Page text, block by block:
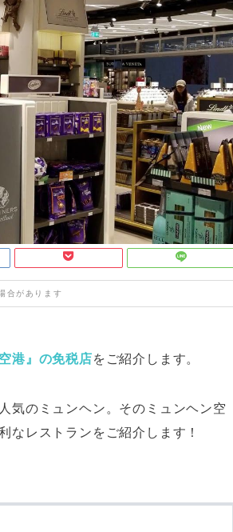
合があります
港』の免税店をご紹介します。
気のミュンヘン。そのミュンヘン空
なレストランをご紹介します！